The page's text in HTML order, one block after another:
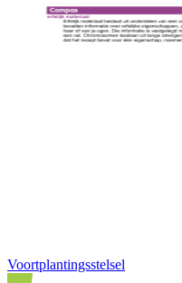
Voortplantingsstelsel